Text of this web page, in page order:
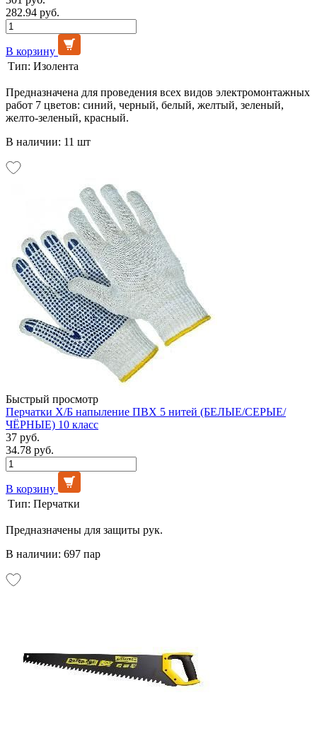
282.94 руб.
В корзину
Тип: Изолента
Предназначена для проведения всех видов электромонтажных
работ 7 цветов: синий, черный, белый, желтый, зеленый,
желто-зеленый, красный.
В наличии: 11 шт
Быстрый просмотр
Перчатки Х/Б напыление ПВХ 5 нитей (БЕЛЫЕ/СЕРЫЕ/
ЧЁРНЫЕ) 10 класс
37 руб.
34.78 руб.
В корзину
Тип: Перчатки
Предназначены для защиты рук.
В наличии: 697 пар